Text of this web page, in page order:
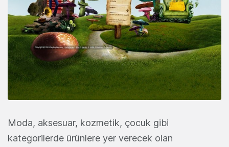
Moda, aksesuar, kozmetik, çocuk gibi
kategorilerde ürünlere yer verecek olan